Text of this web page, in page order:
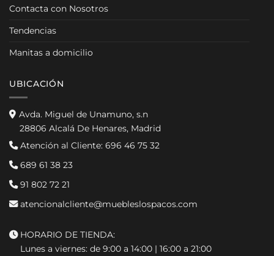
Contacta con Nosotros
Tendencias
Manitas a domicilio
UBICACIÓN
Avda. Miguel de Unamuno, s.n
28806 Alcalá De Henares, Madrid
Atención al Cliente: 696 46 75 32
689 61 38 23
91 802 72 21
atencionalcliente@muebleslospacos.com
HORARIO DE TIENDA:
Lunes a viernes: de 9:00 a 14:00 | 16:00 a 21:00